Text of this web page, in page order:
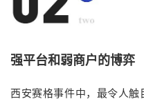
强平台和弱商户的博弈
西安赛格事件中，最令人触